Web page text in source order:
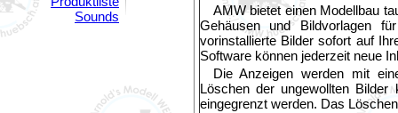
Sounds
AMW bietet einen Modellbau
Gehäusen und Bildvorlagen
vorinstallierte Bilder sofort auf
Software können jederzeit neue
Die Anzeigen werden mit
Löschen der ungewollten
eingegrenzt werden. Das